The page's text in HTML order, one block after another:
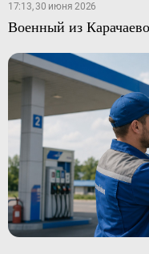
17:13, 30 июня 2026
Военный из